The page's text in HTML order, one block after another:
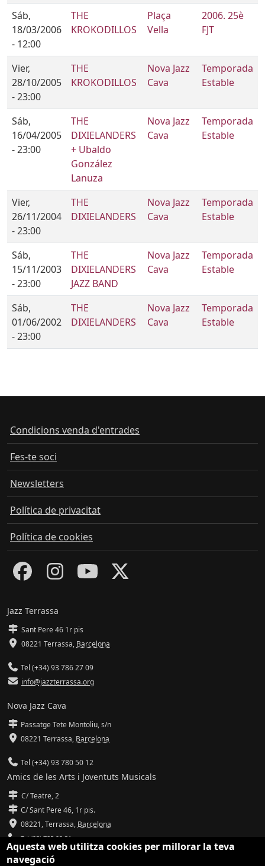
Sáb,
18/03/2006
- 12:00
THE
KROKODILLOS
Plaça
Vella
2006. 25è
FJT
Vier,
28/10/2005
- 23:00
THE
KROKODILLOS
Nova Jazz
Cava
Temporada
Estable
Sáb,
16/04/2005
- 23:00
THE
DIXIELANDERS
+ Ubaldo
González
Lanuza
Nova Jazz
Cava
Temporada
Estable
Vier,
26/11/2004
- 23:00
THE
DIXIELANDERS
Nova Jazz
Cava
Temporada
Estable
Sáb,
15/11/2003
- 23:00
THE
DIXIELANDERS
JAZZ BAND
Nova Jazz
Cava
Temporada
Estable
Sáb,
01/06/2002
- 23:00
THE
DIXIELANDERS
Nova Jazz
Cava
Temporada
Estable
Condicions venda d'entrades
Fes-te soci
Newsletters
Política de privacitat
Política de cookies
Jazz Terrassa
Sant Pere 46 1r pis
08221 Terrassa, Barcelona
Tel (+34) 93 786 27 09
info@jazzterrassa.org
Nova Jazz Cava
Passatge Tete Montoliu, s/n
08221 Terrassa, Barcelona
Tel (+34) 93 780 50 12
Amics de les Arts i Joventuts Musicals
C/ Teatre, 2
C/ Sant Pere 46, 1r pis.
08221,Terrassa, Barcelona
Tel (93) 785 92 31
info@amicsdelesarts-jjmm.cat
Aquesta web utilitza cookies per millorar la teva
navegació